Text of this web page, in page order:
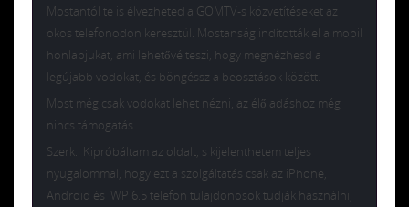
Mostantól te is élvezheted a GOMTV-s közvetítéseket az
okos telefonodon keresztül. Mostanság indították el a mobil
honlapjukat, ami lehetővé teszi, hogy megnézhesd a
legújabb vodokat, és böngéssz a beosztások között.
Most még csak vodokat lehet nézni, az élő adáshoz még
nincs támogatás.
Szerk.: Kipróbáltam az oldalt, s kijelenthetem teljes
nyugalommal, hogy ezt a szolgáltatás csak az iPhone,
Android és WP 6.5 telefon tulajdonosok tudják használni,